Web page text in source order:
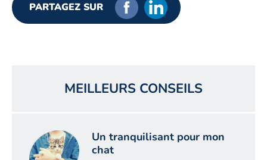
PARTAGEZ SUR
MEILLEURS CONSEILS
Un tranquilisant pour mon
chat